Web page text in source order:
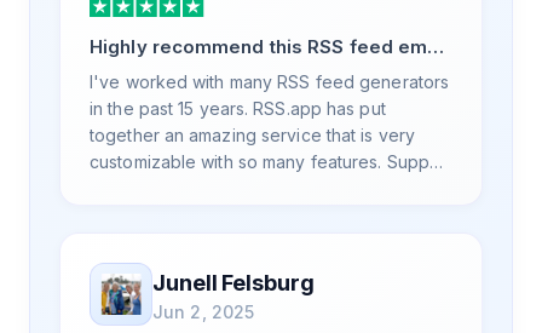
Highly recommend this RSS feed email
/ widget generator service.
I've worked with many RSS feed generators
in the past 15 years. RSS.app has put
together an amazing service that is very
customizable with so many features. Support
your RSS feed needs. Our trucking news
hub website couldn't work without it. Thank
you.
Junell Felsburg
Jun 2, 2025